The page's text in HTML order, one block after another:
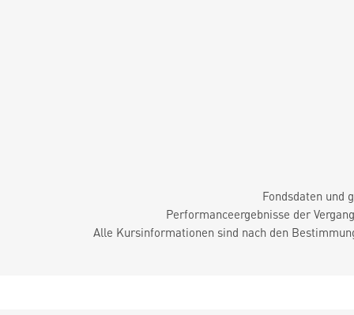
Fondsdaten und
Performanceergebnisse der
Alle Kursinformationen sind nach den